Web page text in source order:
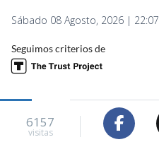
Sábado 08 Agosto, 2026 | 22:07
Seguimos criterios de
6157
visitas